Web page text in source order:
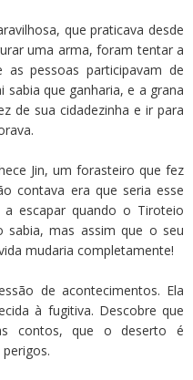
que praticava desde
uma arma, foram tentar a
pessoas participavam de
que ganharia, e a grana
de sua cidadezinha e ir para
Jin, um forasteiro que fez
contava era que seria esse
escapar quando o Tiroteio
sabia, mas assim que o seu
mudaria completamente!
de acontecimentos. Ela
à fugitiva. Descobre que
contos, que o deserto é